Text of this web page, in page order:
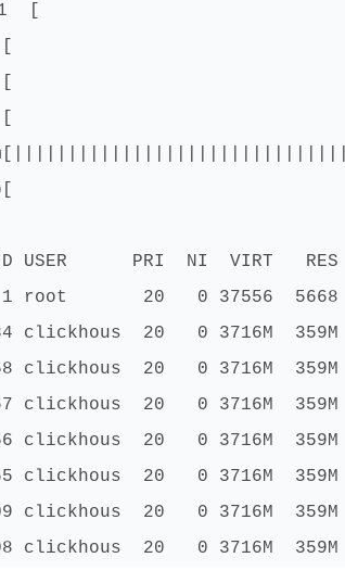
[
[
USER      PRI  NI  VIRT
root       20   0 37556
clickhous  20   0 3716M
clickhous  20   0 3716M
clickhous  20   0 3716M
clickhous  20   0 3716M
clickhous  20   0 3716M
clickhous  20   0 3716M
clickhous  20   0 3716M